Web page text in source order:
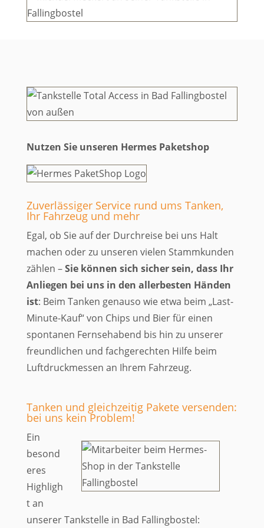
Nutzen Sie unseren Hermes Paketshop
Zuverlässiger Service rund ums Tanken,
Ihr Fahrzeug und mehr
Egal, ob Sie auf der Durchreise bei uns Halt
machen oder zu unseren vielen Stammkunden
zählen –Sie können sich sicher sein, dass Ihr
Anliegen bei uns in den allerbesten Händen
ist: Beim Tanken genauso wie etwa beim „Last-
Minute-Kauf“ von Chips und Bier für einen
spontanen Fernsehabend bis hin zu unserer
freundlichen und fachgerechten Hilfe beim
Luftdruckmessen an Ihrem Fahrzeug.
Tanken und gleichzeitig Pakete versenden:
bei uns kein Problem!
​Ein
besond
eres
Highligh
t an
unserer Tankstelle in Bad Fallingbostel: